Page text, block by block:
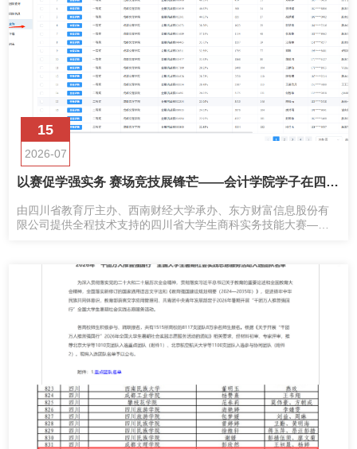
15
2026-07
以赛促学强实务 赛场竞技展锋芒——会计学院学子在四川省大学生商科实务技能大赛金融挑战赛赛道斩获一等奖
由四川省教育厅主办、西南财经大学承办、东方财富信息股份有
限公司提供全程技术支持的四川省大学生商科实务技能大赛——